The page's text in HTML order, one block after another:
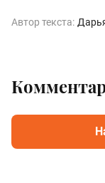
Автор текста: